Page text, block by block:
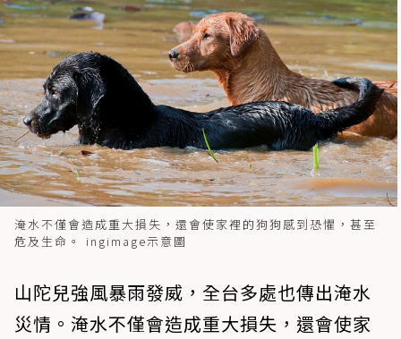
淹水不僅會造成重大損失，還會使家裡的狗狗感到恐懼，甚至
危及生命。 ingimage示意圖
山陀兒強風暴雨發威，全台多處也傳出淹水
災情。淹水不僅會造成重大損失，還會使家